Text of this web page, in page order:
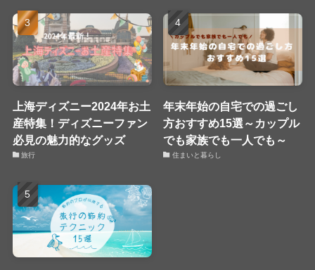
上海ディズニー2024年お土
産特集！ディズニーファン
必見の魅力的なグッズ
旅行
年末年始の自宅での過ごし
方おすすめ15選～カップル
でも家族でも一人でも～
住まいと暮らし